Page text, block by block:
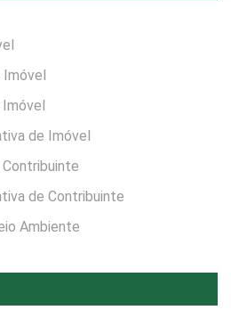
Imóvel
de Imóvel
de Contribuinte
Ambiente